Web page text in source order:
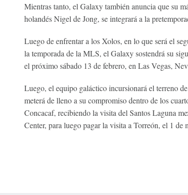
Mientras tanto, el Galaxy también anuncia que su
holandés Nigel de Jong, se integrará a la
Luego de enfrentar a los Xolos, en lo que será el
la temporada de la MLS, el Galaxy sostendrá su
el próximo sábado 13 de febrero, en Las Vegas,
Luego, el equipo galáctico incursionará el terreno
meterá de lleno a su compromiso dentro de los
Concacaf, recibiendo la visita del Santos Laguna
Center, para luego pagar la visita a Torreón, el 1 de